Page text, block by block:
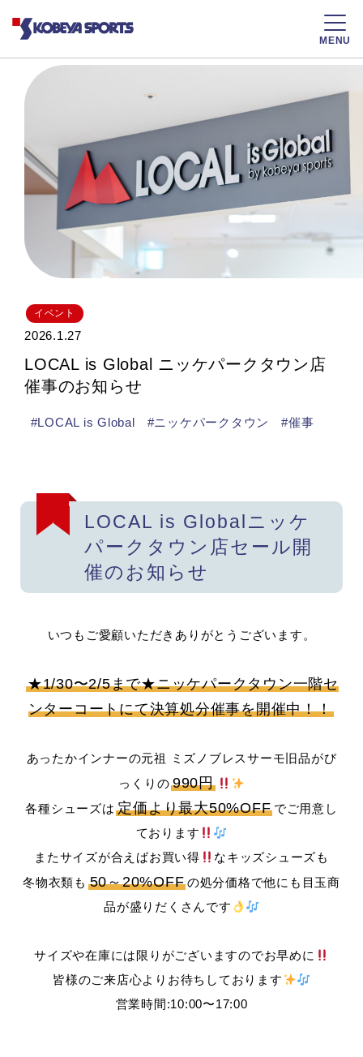
MENU
イベント
2026.1.27
LOCAL is Global ニッケパークタウン店
催事のお知らせ
#LOCAL is Global #ニッケパークタウン #催事
LOCAL is Globalニッケ
パークタウン店セール開
催のお知らせ
いつもご愛顧いただきありがとうございます。
★1/30〜2/5まで★ニッケパークタウン一階セ
ンターコートにて決算処分催事を開催中！！
あったかインナーの元祖 ミズノブレスサーモ旧品がび
っくりの 990円
各種シューズは 定価より最大50%OFF でご用意し
ております
またサイズが合えばお買い得
なキッズシューズも
冬物衣類も 50～20%OFF の処分価格で他にも目玉商
品が盛りだくさんです
サイズや在庫には限りがございますのでお早めに
皆様のご来店心よりお待ちしております
営業時間:10:00〜17:00